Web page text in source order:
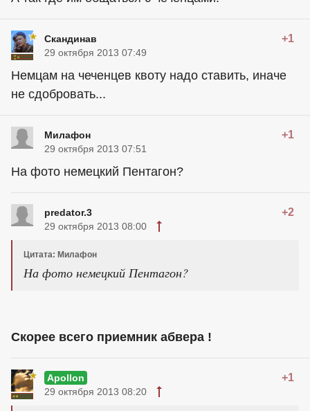
Скандинав +1
29 октября 2013 07:49
Немцам на чеченцев квоту надо ставить, иначе
не сдобровать...
Милафон +1
29 октября 2013 07:51
На фото немецкий Пентагон?
predator.3 +2
29 октября 2013 08:00
Цитата: Милафон
На фото немецкий Пентагон?
Скорее всего приемник абвера !
Apollon +1
29 октября 2013 08:20